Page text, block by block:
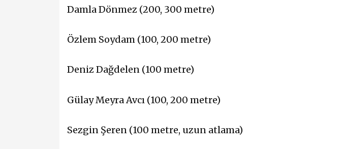
Damla Dönmez (200, 300 metre)
Özlem Soydam (100, 200 metre)
Deniz Dağdelen (100 metre)
Gülay Meyra Avcı (100, 200 metre)
Sezgin Şeren (100 metre, uzun atlama)